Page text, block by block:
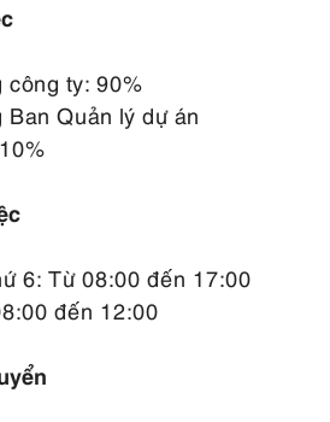
công ty: 90%
Ban Quản lý dự án
6: Từ 08:00 đến 17:00
đến 12:00